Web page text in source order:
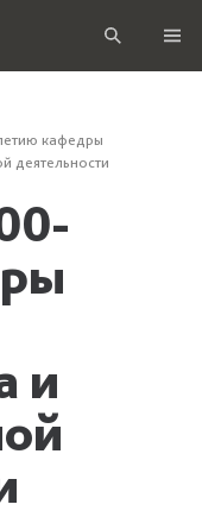
кафедры
деятельности
и